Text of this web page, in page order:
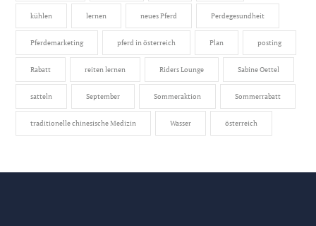
kühlen lernen neues Pferd Perdegesundheit
Pferdemarketing pferd in österreich Plan posting
Rabatt reiten lernen Riders Lounge Sabine Oettel
satteln September Sommeraktion Sommerrabatt
traditionelle chinesische Medizin Wasser österreich